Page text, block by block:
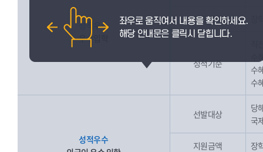
성적우수
우수입학
지원금액
성적기준
수
수
성적우수
선발대상
당
국
지원금액 장